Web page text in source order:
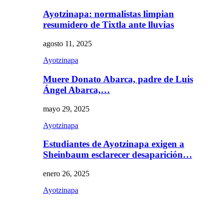
Ayotzinapa: normalistas limpian
resumidero de Tixtla ante lluvias
agosto 11, 2025
Ayotzinapa
Muere Donato Abarca, padre de Luis
Ángel Abarca,…
mayo 29, 2025
Ayotzinapa
Estudiantes de Ayotzinapa exigen a
Sheinbaum esclarecer desaparición…
enero 26, 2025
Ayotzinapa